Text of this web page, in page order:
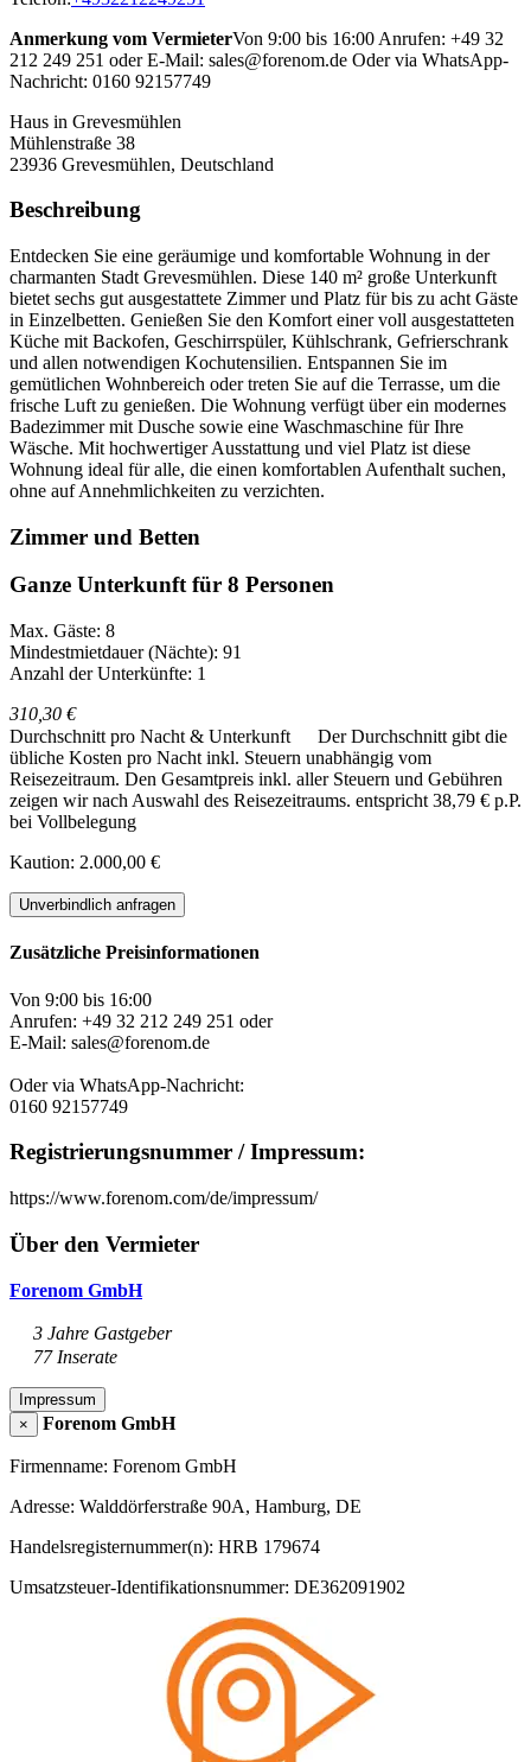
Anmerkung vom VermieterVon 9:00 bis 16:00 Anrufen: +49 32
212 249 251 oder E-Mail: sales@forenom.de Oder via WhatsApp-
Nachricht: 0160 92157749
Haus in Grevesmühlen
Mühlenstraße 38
23936 Grevesmühlen, Deutschland
Beschreibung
Entdecken Sie eine geräumige und komfortable Wohnung in der
charmanten Stadt Grevesmühlen. Diese 140 m² große Unterkunft
bietet sechs gut ausgestattete Zimmer und Platz für bis zu acht Gäste
in Einzelbetten. Genießen Sie den Komfort einer voll ausgestatteten
Küche mit Backofen, Geschirrspüler, Kühlschrank, Gefrierschrank
und allen notwendigen Kochutensilien. Entspannen Sie im
gemütlichen Wohnbereich oder treten Sie auf die Terrasse, um die
frische Luft zu genießen. Die Wohnung verfügt über ein modernes
Badezimmer mit Dusche sowie eine Waschmaschine für Ihre
Wäsche. Mit hochwertiger Ausstattung und viel Platz ist diese
Wohnung ideal für alle, die einen komfortablen Aufenthalt suchen,
ohne auf Annehmlichkeiten zu verzichten.
Zimmer und Betten
Ganze Unterkunft für 8 Personen
Max. Gäste: 8
Mindestmietdauer (Nächte): 91
Anzahl der Unterkünfte: 1
310,30 €
Durchschnitt pro Nacht & Unterkunft
Der Durchschnitt gibt die
übliche Kosten pro Nacht inkl. Steuern unabhängig vom
Reisezeitraum. Den Gesamtpreis inkl. aller Steuern und Gebühren
zeigen wir nach Auswahl des Reisezeitraums. entspricht 38,79 € p.P.
bei Vollbelegung
Kaution: 2.000,00 €
Unverbindlich anfragen
Zusätzliche Preisinformationen
Von 9:00 bis 16:00
Anrufen: +49 32 212 249 251 oder
E-Mail: sales@forenom.de
Oder via WhatsApp-Nachricht:
0160 92157749
Registrierungsnummer / Impressum:
https://www.forenom.com/de/impressum/
Über den Vermieter
Forenom GmbH
3 Jahre Gastgeber
77 Inserate
Impressum
×
Forenom GmbH
Firmenname: Forenom GmbH
Adresse: Walddörferstraße 90A, Hamburg, DE
Handelsregisternummer(n): HRB 179674
Umsatzsteuer-Identifikationsnummer: DE362091902